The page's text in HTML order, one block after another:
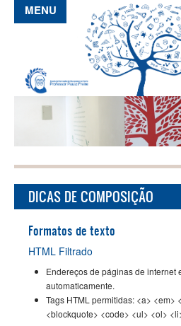
Pular para o conteúdo principal
MENU
DICAS DE COMPOSIÇÃO
Formatos de texto
HTML Filtrado
Endereços de páginas de internet
automaticamente.
Tags HTML permitidas: <a> <em>
<blockquote> <code> <ul> <ol>